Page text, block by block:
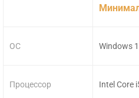
ОС
Процессор
Windows
Intel Core